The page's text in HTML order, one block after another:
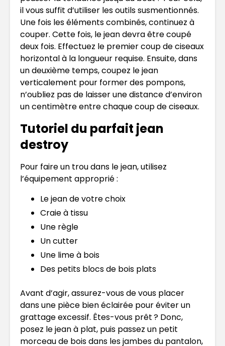
il vous suffit d’utiliser les outils susmentionnés.
Une fois les éléments combinés, continuez à
couper. Cette fois, le jean devra être coupé
deux fois. Effectuez le premier coup de ciseaux
horizontal à la longueur requise. Ensuite, dans
un deuxième temps, coupez le jean
verticalement pour former des pompons,
n’oubliez pas de laisser une distance d’environ
un centimètre entre chaque coup de ciseaux.
Tutoriel du parfait jean
destroy
Pour faire un trou dans le jean, utilisez
l’équipement approprié :
Le jean de votre choix
Craie à tissu
Une règle
Un cutter
Une lime à bois
Des petits blocs de bois plats
Avant d’agir, assurez-vous de vous placer
dans une pièce bien éclairée pour éviter un
grattage excessif. Êtes-vous prêt ? Donc,
posez le jean à plat, puis passez un petit
morceau de bois dans les jambes du pantalon,